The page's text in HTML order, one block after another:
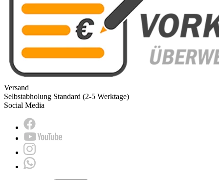
Versand
Selbstabholung Standard (2-5 Werktage)
Social Media